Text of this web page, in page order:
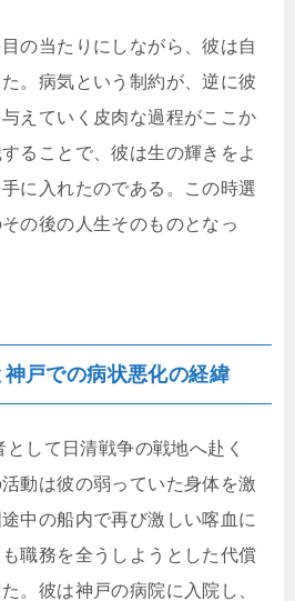
の当たりにしながら、彼は自
。病気という制約が、逆に彼
えていく皮肉な過程がここか
ることで、彼は生の輝きをよ
に入れたのである。この時選
の後の人生そのものとなっ
戸での病状悪化の経緯
して日清戦争の戦地へ赴く
動は彼の弱っていた身体を激
中の船内で再び激しい喀血に
職務を全うしようとした代償
。彼は神戸の病院に入院し、